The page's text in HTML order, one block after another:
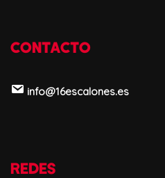
CONTACTO
info@16escalones.es
REDES